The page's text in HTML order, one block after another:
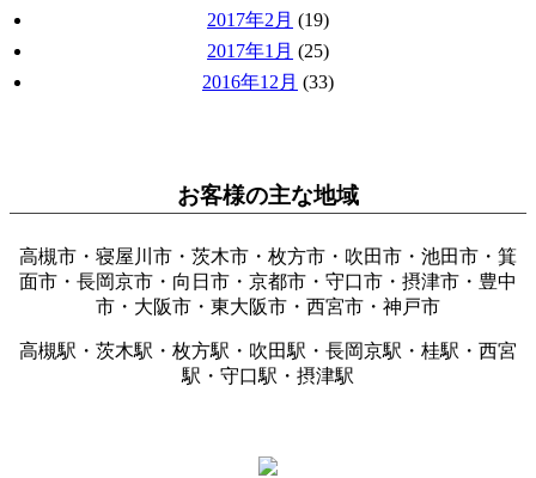
2017年2月 (19)
2017年1月 (25)
2016年12月 (33)
お客様の主な地域
高槻市・寝屋川市・茨木市・枚方市・吹田市・池田市・箕
面市・長岡京市・向日市・京都市・守口市・摂津市・豊中
市・大阪市・東大阪市・西宮市・神戸市
高槻駅・茨木駅・枚方駅・吹田駅・長岡京駅・桂駅・西宮
駅・守口駅・摂津駅